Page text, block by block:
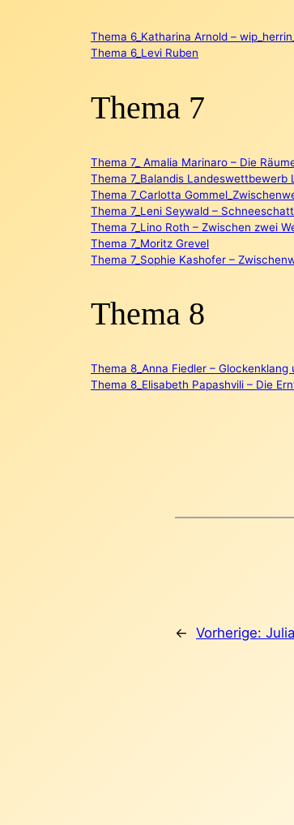
Thema 6_Katharina Arnold –
Thema 6_Levi Ruben
Thema 7
Thema 7_ Amalia Marinaro – Die
Thema 7_Balandis Landeswettbewerb
Thema 7_Carlotta
Thema 7_Leni Seywald –
Thema 7_Lino Roth – Zwischen zwei
Thema 7_Moritz Grevel
Thema 7_Sophie Kashofer –
Thema 8
Thema 8_Anna Fiedler –
Thema 8_Elisabeth Papashvili – Die
← Vorherige: